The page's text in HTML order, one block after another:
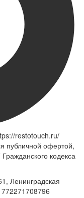
restotouch.ru/
публичной офертой,
кодекса
Ленинградская